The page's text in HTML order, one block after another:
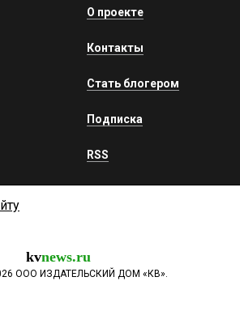
О проекте
Контакты
Стать блогером
Подписка
RSS
kvnews.ru
ООО ИЗДАТЕЛЬСКИЙ ДОМ «КВ».